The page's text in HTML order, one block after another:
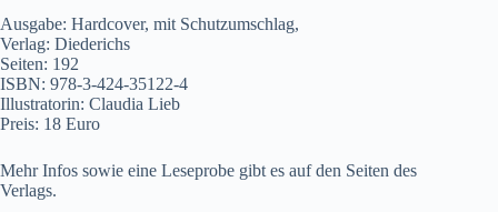
Ausgabe: Hardcover, mit Schutzumschlag,
Verlag: Diederichs
Seiten: 192
ISBN: 978-3-424-35122-4
Illustratorin: Claudia Lieb
Preis: 18 Euro
Mehr Infos sowie eine Leseprobe gibt es auf den Seiten des
Verlags.